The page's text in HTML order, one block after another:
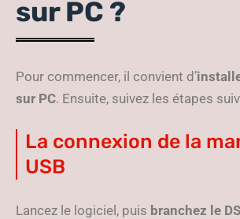
sur PC ?
Pour commencer, il convient d’
sur PC. Ensuite, suivez les étapes
La connexion de la
USB
Lancez le logiciel, puis branchez le